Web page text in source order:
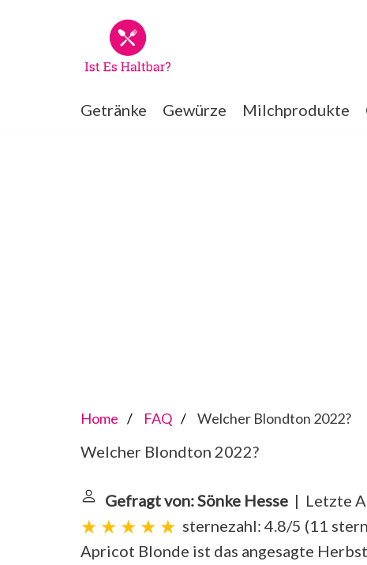
Getränke Gewürze Milchprodukte
Home FAQ Welcher Blondton 2022?
Welcher Blondton 2022?
Gefragt von: Sönke Hesse | Letzte
sternezahl: 4.8/5 (11
Apricot Blonde ist das angesagte